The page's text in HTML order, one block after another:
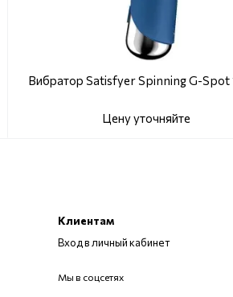
Вибратор Satisfyer Spinning G-Spot
Цену уточняйте
Клиентам
Вход в личный кабинет
Мы в соцсетях